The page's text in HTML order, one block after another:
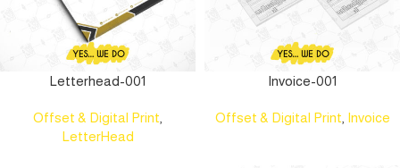
Invoice-001
Offset & Digital Print Invoice
Letterhead-001
Offset & Digital Print
LetterHead